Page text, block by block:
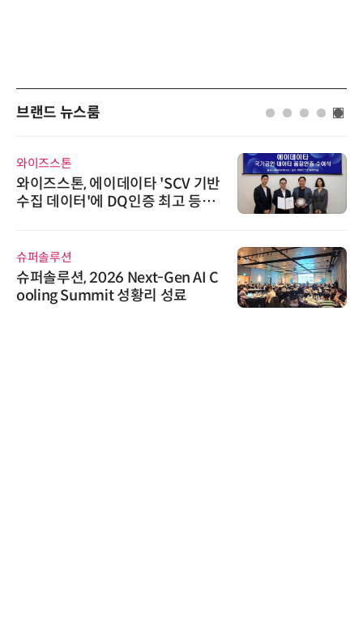
브랜드 뉴스룸
“특허분석도 AI와 함께”…IP산업
'AX' 시대 본격화, 지식재산처 1호
AI IP데이터분석사 탄생
'자동화 산업의 새로운 가능성'…
인아그룹 전국 7개 도시 세미나 페